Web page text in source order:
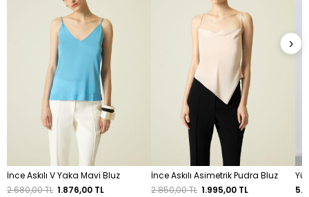
İnce Askılı V Yaka Mavi Bluz
2.680,00 TL 1.876,00 TL
İnce Askılı Asimetrik Pudra Bluz
2.850,00 TL 1.995,00 TL
›